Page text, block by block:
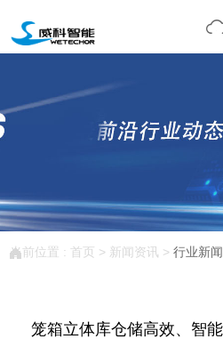
当前位置 : 首页 > 新闻资讯 >行业新闻
笼箱立体库仓储高效、智